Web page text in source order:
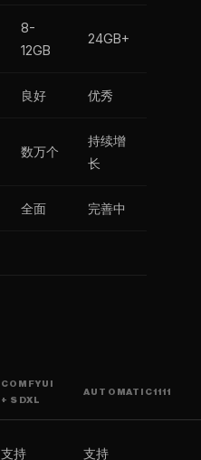
8-
12GB
24GB+
良好 优秀
数万个
持续增
长
全面 完善中
COMFYUI
+ SDXL
AUTOMATIC1111
支持 支持